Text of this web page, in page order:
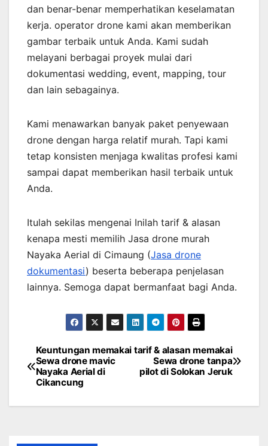
dan benar-benar memperhatikan keselamatan
kerja. operator drone kami akan memberikan
gambar terbaik untuk Anda. Kami sudah
melayani berbagai proyek mulai dari
dokumentasi wedding, event, mapping, tour
dan lain sebagainya.
Kami menawarkan banyak paket penyewaan
drone dengan harga relatif murah. Tapi kami
tetap konsisten menjaga kwalitas profesi kami
sampai dapat memberikan hasil terbaik untuk
Anda.
Itulah sekilas mengenai Inilah tarif & alasan
kenapa mesti memilih Jasa drone murah
Nayaka Aerial di Cimaung (Jasa drone
dokumentasi) beserta beberapa penjelasan
lainnya. Semoga dapat bermanfaat bagi Anda.
Post
navigation
tarif & alasan memakai
Sewa drone tanpa
pilot di Solokan Jeruk
Keuntungan memakai
Sewa drone mavic
Nayaka Aerial di
Cikancung